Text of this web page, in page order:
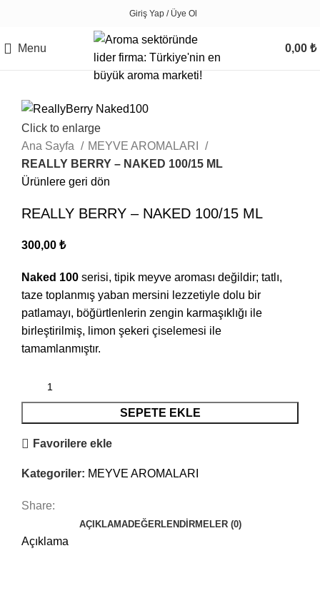
Giriş Yap / Üye Ol
Menu 0,00 ₺
Click to enlarge
Ana Sayfa
MEYVE AROMALARI
REALLY BERRY – NAKED 100/15 ML
Ürünlere geri dön
REALLY BERRY – NAKED 100/15 ML
300,00 ₺
Naked 100 serisi, tipik meyve aroması değildir; tatlı,
taze toplanmış yaban mersini lezzetiyle dolu bir
patlamayı, böğürtlenlerin zengin karmaşıklığı ile
birleştirilmiş, limon şekeri çiselemesi ile
tamamlanmıştır.
SEPETE EKLE
Favorilere ekle
Kategoriler: MEYVE AROMALARI
Share:
AÇIKLAMADEĞERLENDIRMELER (0)
Açıklama